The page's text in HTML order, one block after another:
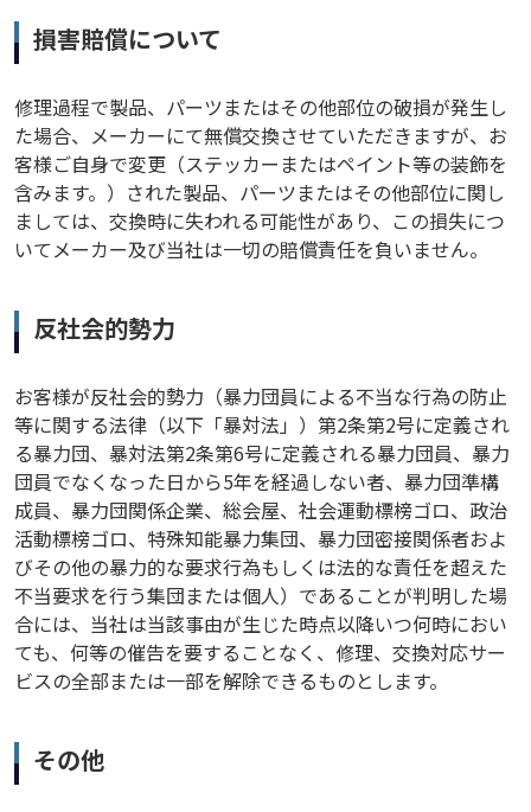
損害賠償について
修理過程で製品、パーツまたはその他部位の破損が発生し
た場合、メーカーにて無償交換させていただきますが、お
客様ご自身で変更（ステッカーまたはペイント等の装飾を
含みます。）された製品、パーツまたはその他部位に関し
ましては、交換時に失われる可能性があり、この損失につ
いてメーカー及び当社は一切の賠償責任を負いません。
反社会的勢力
お客様が反社会的勢力（暴力団員による不当な行為の防止
等に関する法律（以下「暴対法」）第2条第2号に定義され
る暴力団、暴対法第2条第6号に定義される暴力団員、暴力
団員でなくなった日から5年を経過しない者、暴力団準構
成員、暴力団関係企業、総会屋、社会運動標榜ゴロ、政治
活動標榜ゴロ、特殊知能暴力集団、暴力団密接関係者およ
びその他の暴力的な要求行為もしくは法的な責任を超えた
不当要求を行う集団または個人）であることが判明した場
合には、当社は当該事由が生じた時点以降いつ何時におい
ても、何等の催告を要することなく、修理、交換対応サー
ビスの全部または一部を解除できるものとします。
その他